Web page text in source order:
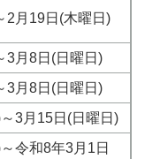
2月19日(木曜日)
3月8日(日曜日)
3月8日(日曜日)
3月15日(日曜日)
令和8年3月1日